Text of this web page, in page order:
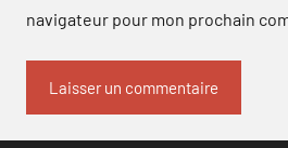
navigateur pour mon prochain